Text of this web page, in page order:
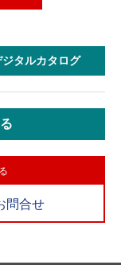
タルカタログ
問合せ